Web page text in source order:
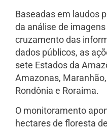
Baseadas em laudos
da análise de
cruzamento das
dados públicos, as
sete Estados da
Amazonas,
Rondônia e Roraima.
O monitoramento
hectares de floresta